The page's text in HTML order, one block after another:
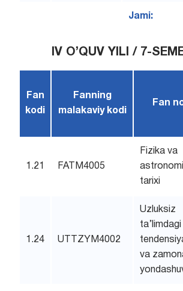
Jami:
IV O’QUV YILI / 7-
Fan
kodi
Fanning
malakaviy kodi
Fan
1.21 FATM4005
Fizika va
tarixi
1.24 UTTZYM4002
Uzluksiz
ta’limdagi
va